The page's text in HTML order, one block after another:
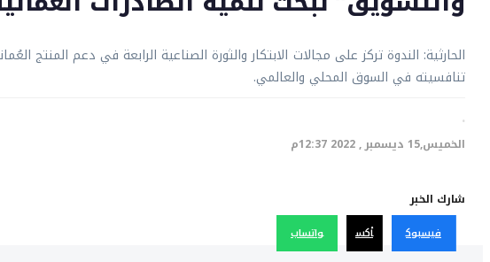
الحارثية: الندوة تركز على مجالات الابتكار والثورة الصناعية الرابعة في دعم المنتج
تنافسيته في السوق المحلي والعالمي.
·
الخميس,15 ديسمبر , 2022 12:37م
شارك الخبر
فيسبوك أكس واتساب